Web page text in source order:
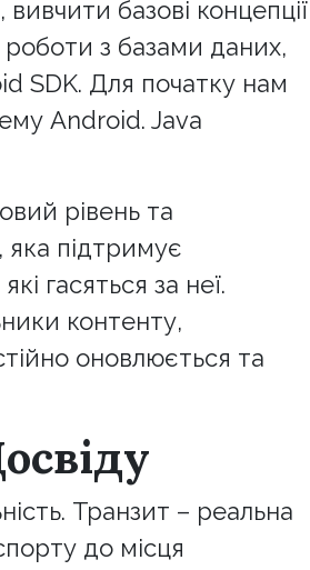
базові концепції
з базами даних,
SDK. Для початку нам
Android. Java
рівень та
яка підтримує
гасяться за неї.
контенту,
оновлюється та
Транзит – реальна
до місця